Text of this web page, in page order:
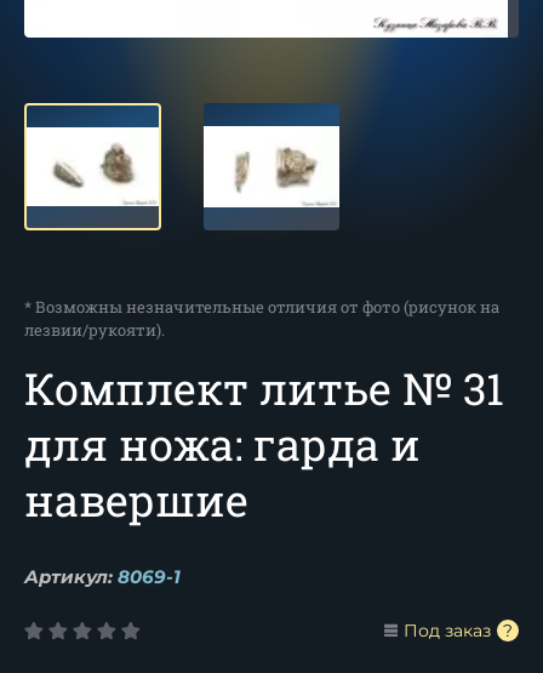
* Возможны незначительные отличия от фото (рисунок на
лезвии/рукояти).
Комплект литье № 31
для ножа: гарда и
навершие
Артикул: 8069-1
Под заказ